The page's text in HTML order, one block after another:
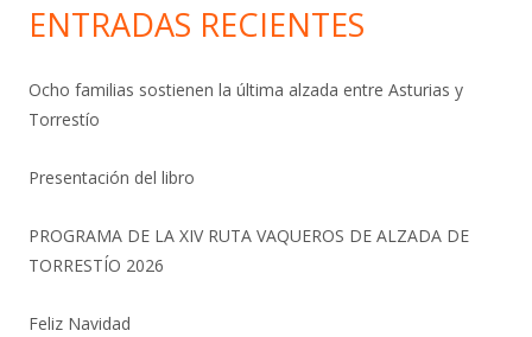
ENTRADAS RECIENTES
Ocho familias sostienen la última alzada entre Asturias y
Torrestío
Presentación del libro
PROGRAMA DE LA XIV RUTA VAQUEROS DE ALZADA DE
TORRESTÍO 2026
Feliz Navidad